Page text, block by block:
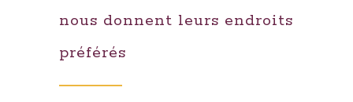
nous donnent leurs endroits
préférés